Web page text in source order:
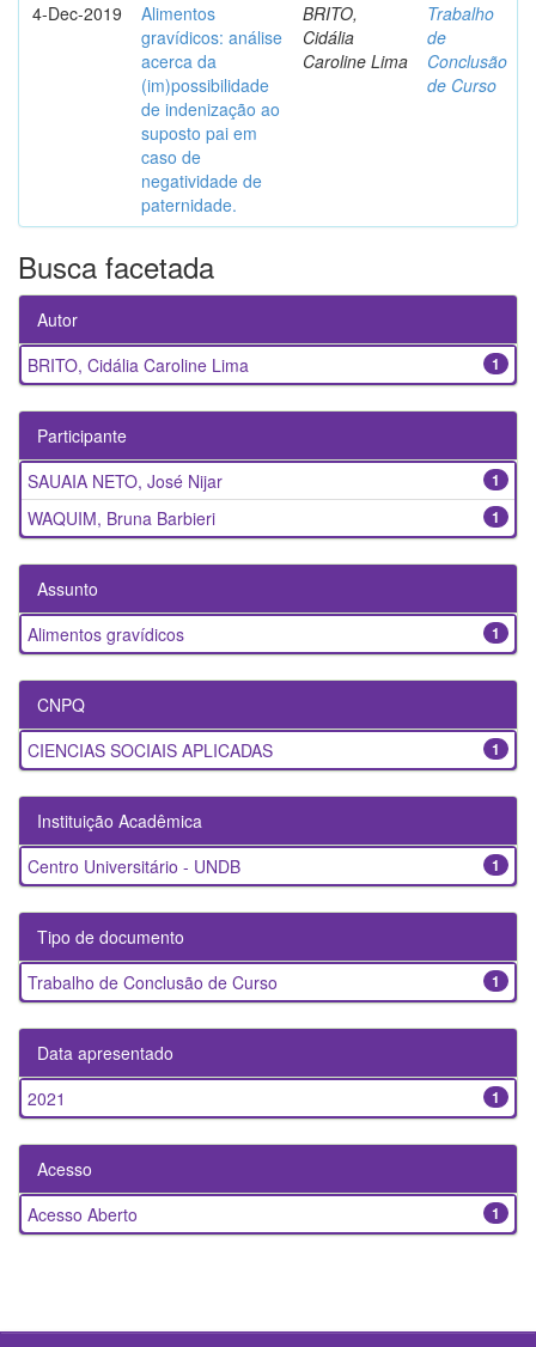
4-Dec-2019
Alimentos
gravídicos: análise
acerca da
(im)possibilidade
de indenização ao
suposto pai em
caso de
negatividade de
paternidade.
BRITO,
Cidália
Caroline Lima
Trabalho
de
Conclusão
de Curso
Busca facetada
Autor
1
BRITO, Cidália Caroline Lima
Participante
1
SAUAIA NETO, José Nijar
1
WAQUIM, Bruna Barbieri
Assunto
1
Alimentos gravídicos
CNPQ
1
CIENCIAS SOCIAIS APLICADAS
Instituição Acadêmica
1
Centro Universitário - UNDB
Tipo de documento
1
Trabalho de Conclusão de Curso
Data apresentado
1
2021
Acesso
1
Acesso Aberto